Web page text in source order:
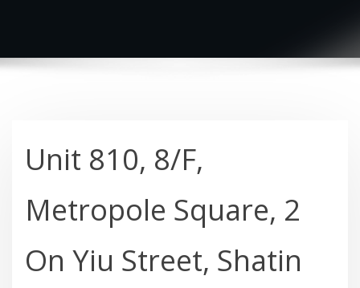
Unit 810, 8/F,
Metropole Square, 2
On Yiu Street, Shatin